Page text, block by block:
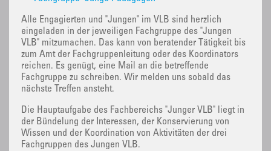
Alle Engagierten und "Jungen" im VLB sind herzlich
eingeladen in der jeweiligen Fachgruppe des "Jungen
VLB" mitzumachen. Das kann von beratender Tätigkeit bis
zum Amt der Fachgruppenleitung oder des Koordinators
reichen. Es genügt, eine Mail an die betreffende
Fachgruppe zu schreiben. Wir melden uns sobald das
nächste Treffen ansteht.
Die Hauptaufgabe des Fachbereichs "Junger VLB" liegt in
der Bündelung der Interessen, der Konservierung von
Wissen und der Koordination von Aktivitäten der drei
Fachgruppen des Jungen VLB.